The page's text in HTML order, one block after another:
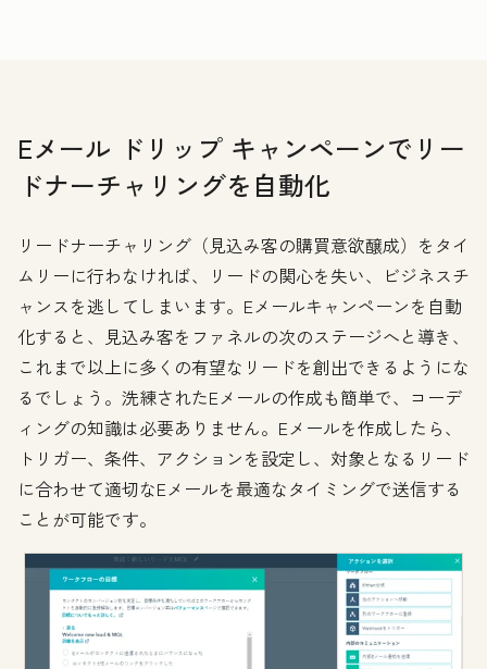
Eメール ドリップ キャンペーンでリー
ドナーチャリングを自動化
リードナーチャリング（見込み客の購買意欲醸成）をタイ
ムリーに行わなければ、リードの関心を失い、ビジネスチ
ャンスを逃してしまいます。Eメールキャンペーンを自動
化すると、見込み客をファネルの次のステージへと導き、
これまで以上に多くの有望なリードを創出できるようにな
るでしょう。洗練されたEメールの作成も簡単で、コーデ
ィングの知識は必要ありません。Eメールを作成したら、
トリガー、条件、アクションを設定し、対象となるリード
に合わせて適切なEメールを最適なタイミングで送信する
ことが可能です。